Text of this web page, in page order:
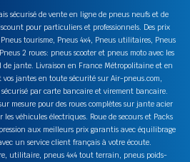
sécurisé de vente en ligne de pneus neufs et de
pour particuliers et professionnels. Des prix
tourisme, Pneus 4x4, Pneus utilitaires, Pneus
2 roues: pneus scooter et pneus moto avec les
de jante. Livraison en France Métropolitaine et en
vos jantes en toute sécurité sur Air-pneus.com,
par carte bancaire et virement bancaire.
mesure pour des roues complètes sur jante acier
véhicules électriques. Roue de secours et Packs
aux meilleurs prix garantis avec équilibrage
un service client français à votre écoute.
utilitaire, pneus 4x4 tout terrain, pneus poids-